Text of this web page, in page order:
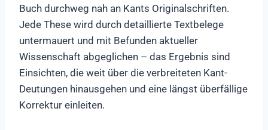
Buch durchweg nah an Kants Originalschriften.
Jede These wird durch detaillierte Textbelege
untermauert und mit Befunden aktueller
Wissenschaft abgeglichen – das Ergebnis sind
Einsichten, die weit über die verbreiteten Kant-
Deutungen hinausgehen und eine längst überfällige
Korrektur einleiten.